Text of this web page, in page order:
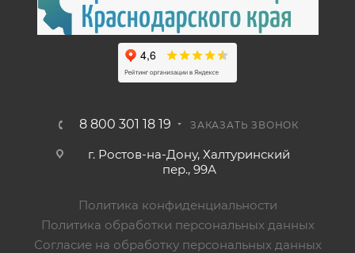
8 800 301 18 19 ЗАКАЗАТЬ ЗВОНОК
г. Ростов-на-Дону, Халтуринский
пер., 99А
Политика конфиденциальности
Политика обработки персональных данных
Согласие на обработку персональных данных